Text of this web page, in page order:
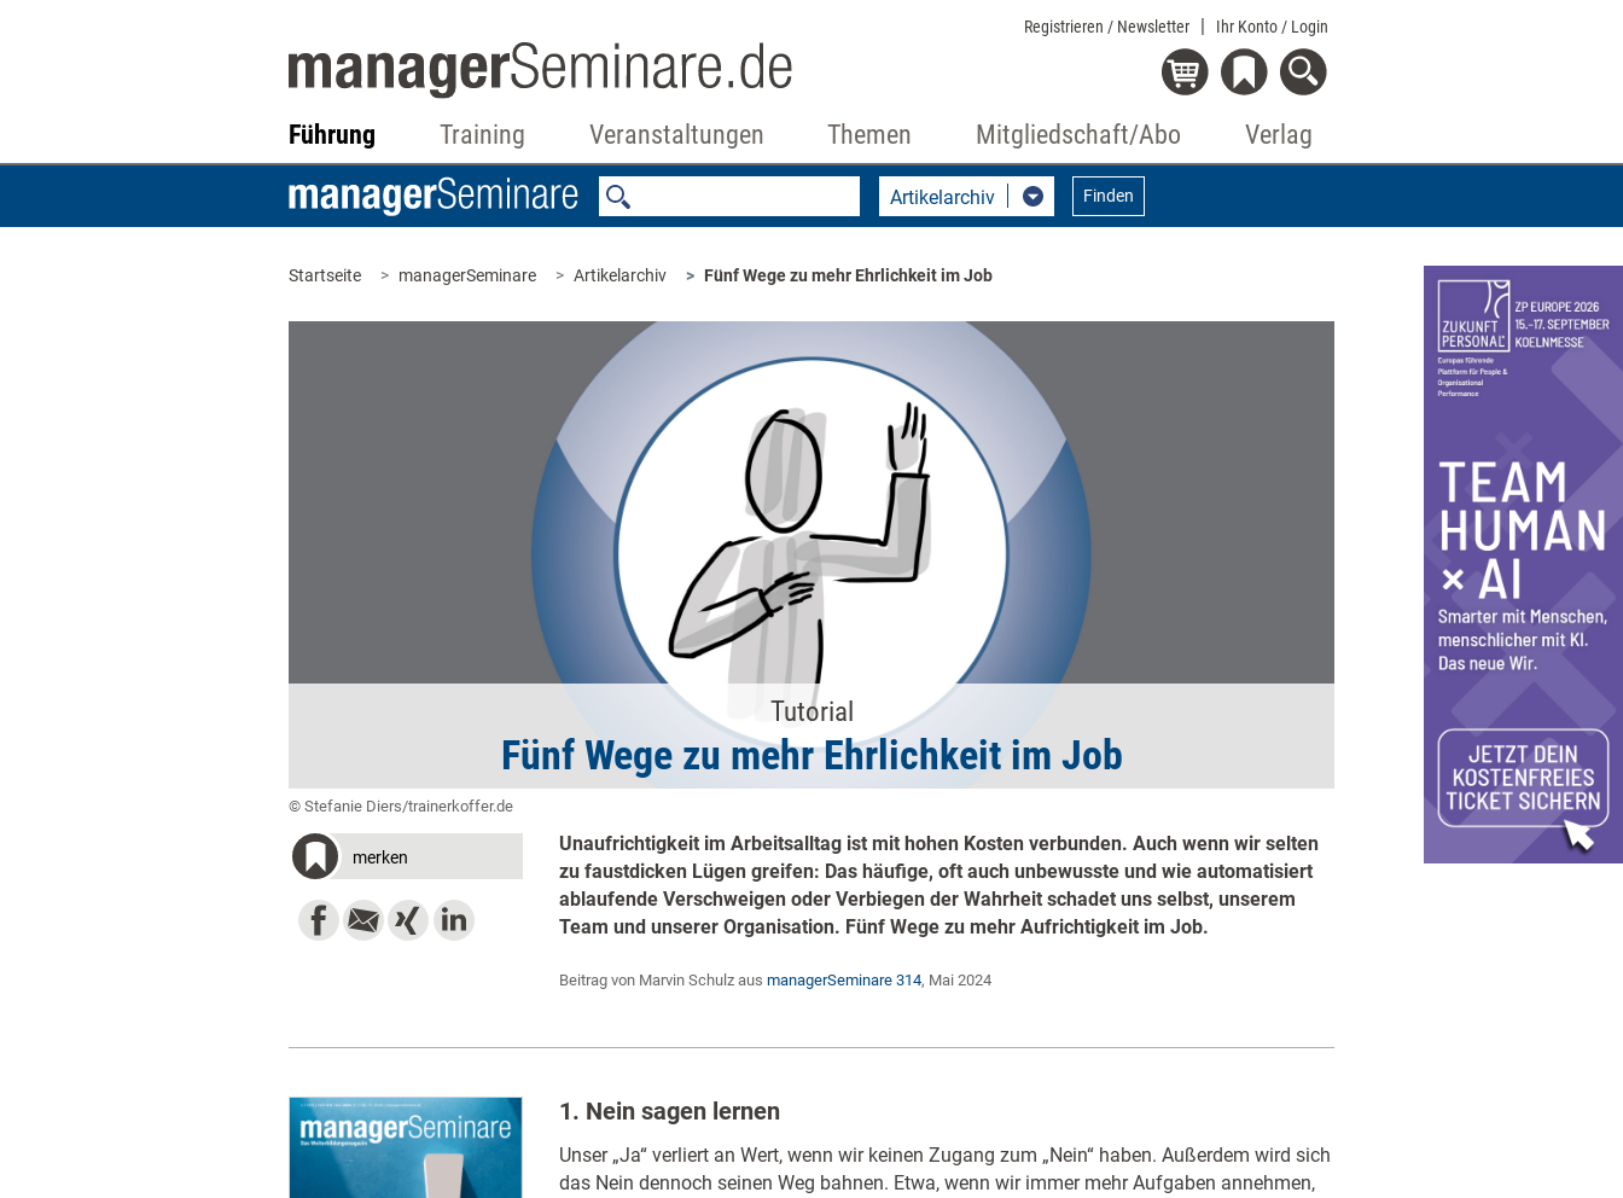
Registrieren / Newsletter Ihr Konto / Login
Führung Training Veranstaltungen Themen Mitgliedschaft/Abo Verlag
Artikelarchiv Finden
Startseite managerSeminare Artikelarchiv Fünf Wege zu mehr Ehrlichkeit im Job
Tutorial
Fünf Wege zu mehr Ehrlichkeit im Job
© Stefanie Diers/trainerkoffer.de
merken
Unaufrichtigkeit im Arbeitsalltag ist mit hohen Kosten verbunden. Auch wenn wir selten
zu faustdicken Lügen greifen: Das häufige, oft auch unbewusste und wie automatisiert
ablaufende Verschweigen oder Verbiegen der Wahrheit schadet uns selbst, unserem
Team und unserer Organisation. Fünf Wege zu mehr Aufrichtigkeit im Job.
Beitrag von Marvin Schulz aus managerSeminare 314, Mai 2024
1. Nein sagen lernen
Unser „Ja“ verliert an Wert, wenn wir keinen Zugang zum „Nein“ haben. Außerdem wird sich
das Nein dennoch seinen Weg bahnen. Etwa, wenn wir immer mehr Aufgaben annehmen,